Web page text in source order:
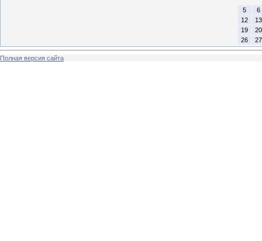
5
6
12
13
19
20
26
27
Полная версия сайта